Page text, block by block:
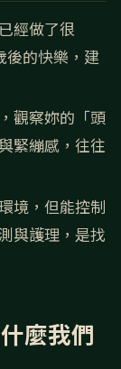
經做了很
後的快樂，建
觀察妳的「頭
緊繃感，往往
境，但能控制
與護理，是找
麼我們